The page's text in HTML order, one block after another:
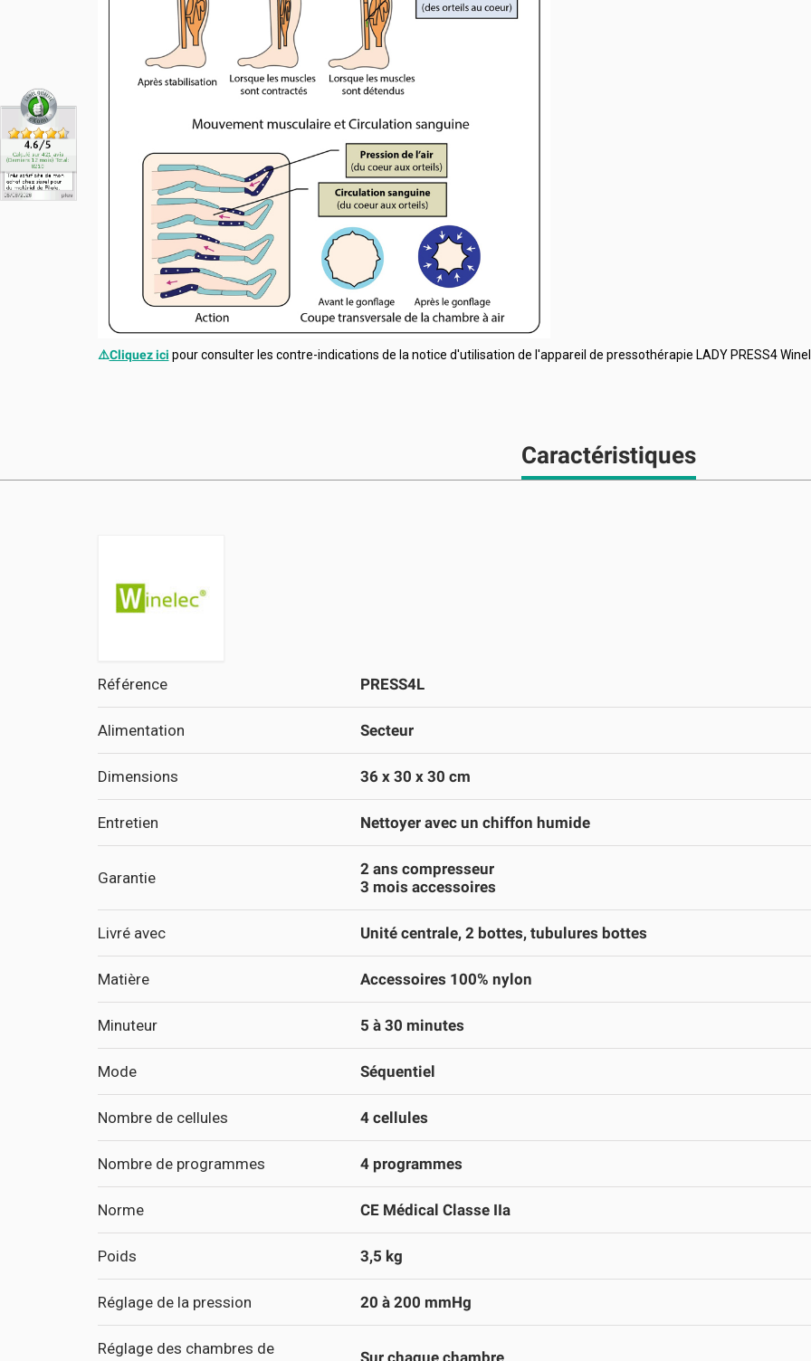
⚠️Cliquez ici pour consulter les contre-indications de la notice d'utilisation de l'appareil de pressothérapie LADY PRESS4
Caractéristiques
Référence PRESS4L
Alimentation Secteur
Dimensions 36 x 30 x 30 cm
Entretien Nettoyer avec un chiffon humide
Garantie
2 ans compresseur
3 mois accessoires
Livré avec Unité centrale, 2 bottes, tubulures bottes
Matière Accessoires 100% nylon
Minuteur 5 à 30 minutes
Mode Séquentiel
Nombre de cellules 4 cellules
Nombre de programmes 4 programmes
Norme CE Médical Classe IIa
Poids 3,5 kg
Réglage de la pression 20 à 200 mmHg
Réglage des chambres de
Sur chaque chambre